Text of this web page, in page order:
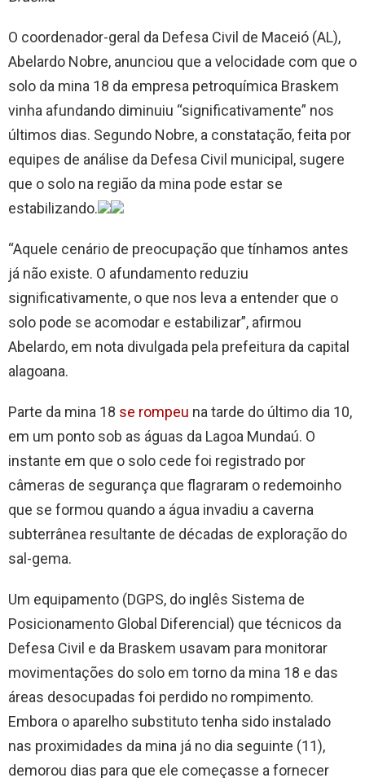
O coordenador-geral da Defesa Civil de Maceió (AL),
Abelardo Nobre, anunciou que a velocidade com que o
solo da mina 18 da empresa petroquímica Braskem
vinha afundando diminuiu “significativamente” nos
últimos dias. Segundo Nobre, a constatação, feita por
equipes de análise da Defesa Civil municipal, sugere
que o solo na região da mina pode estar se
estabilizando.
“Aquele cenário de preocupação que tínhamos antes
já não existe. O afundamento reduziu
significativamente, o que nos leva a entender que o
solo pode se acomodar e estabilizar”, afirmou
Abelardo, em nota divulgada pela prefeitura da capital
alagoana.
Parte da mina 18 se rompeu na tarde do último dia 10,
em um ponto sob as águas da Lagoa Mundaú. O
instante em que o solo cede foi registrado por
câmeras de segurança que flagraram o redemoinho
que se formou quando a água invadiu a caverna
subterrânea resultante de décadas de exploração do
sal-gema.
Um equipamento (DGPS, do inglês Sistema de
Posicionamento Global Diferencial) que técnicos da
Defesa Civil e da Braskem usavam para monitorar
movimentações do solo em torno da mina 18 e das
áreas desocupadas foi perdido no rompimento.
Embora o aparelho substituto tenha sido instalado
nas proximidades da mina já no dia seguinte (11),
demorou dias para que ele começasse a fornecer